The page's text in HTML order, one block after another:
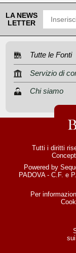
LA NEWS
LETTER
Tutte le Fonti
Servizio di
Chi siamo
Tutti i diritti
Powered by
PADOVA - C.F. e
Per